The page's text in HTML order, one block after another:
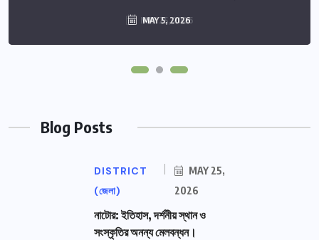
MAY 5, 2026
MAY 25, 2026
Blog Posts
DISTRICT
(জেলা)
MAY 25,
2026
নাটোর: ইতিহাস, দর্শনীয় স্থান ও
সংস্কৃতির অনন্য মেলবন্ধন।